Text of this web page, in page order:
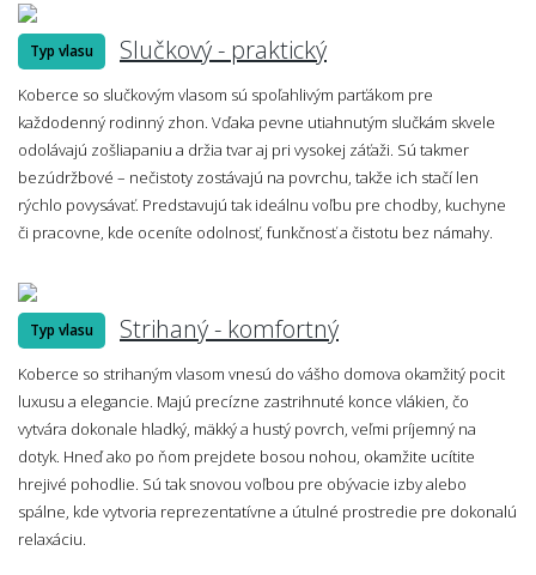
Typ vlasu Slučkový - praktický
Koberce so slučkovým vlasom sú spoľahlivým parťákom pre
každodenný rodinný zhon. Vďaka pevne utiahnutým slučkám skvele
odolávajú zošliapaniu a držia tvar aj pri vysokej záťaži. Sú takmer
bezúdržbové – nečistoty zostávajú na povrchu, takže ich stačí len
rýchlo povysávať. Predstavujú tak ideálnu voľbu pre chodby, kuchyne
či pracovne, kde oceníte odolnosť, funkčnosť a čistotu bez námahy.
Typ vlasu Strihaný - komfortný
Koberce so strihaným vlasom vnesú do vášho domova okamžitý pocit
luxusu a elegancie. Majú precízne zastrihnuté konce vlákien, čo
vytvára dokonale hladký, mäkký a hustý povrch, veľmi príjemný na
dotyk. Hneď ako po ňom prejdete bosou nohou, okamžite ucítite
hrejivé pohodlie. Sú tak snovou voľbou pre obývacie izby alebo
spálne, kde vytvoria reprezentatívne a útulné prostredie pre dokonalú
relaxáciu.